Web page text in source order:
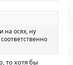
на осях, ну
то хотя бы